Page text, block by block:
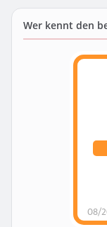
Wer kennt den
08/